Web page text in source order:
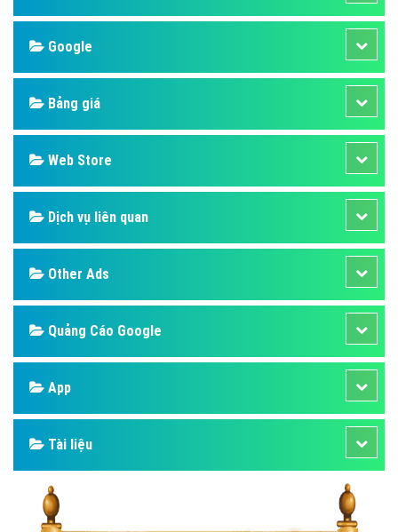
Google
Bảng giá
Web Store
Dịch vụ liên quan
Other Ads
Quảng Cáo Google
App
Tài liệu